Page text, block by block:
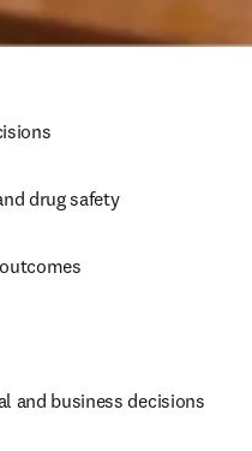
drug safety
and business decisions